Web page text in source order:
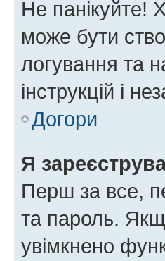
Не панікуйте!
може бути
логування та
інструкцій і
Догори
Я
Перш за все,
та пароль.
увімкнено